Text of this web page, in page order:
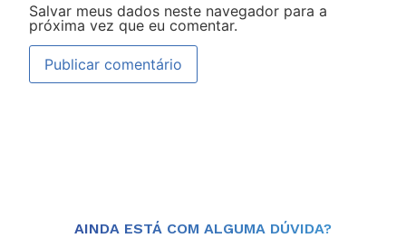
Salvar meus dados neste navegador para a
próxima vez que eu comentar.
AINDA ESTÁ COM ALGUMA DÚVIDA?